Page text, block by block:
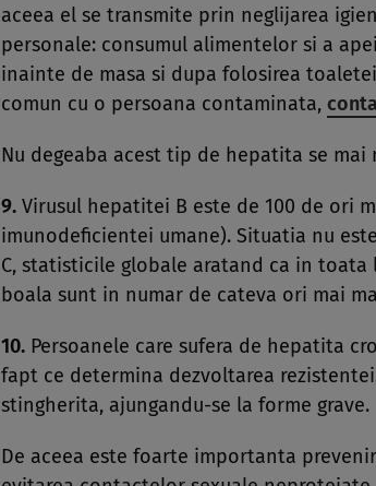
aceea el se transmite prin neglijarea
personale: consumul alimentelor si a
inainte de masa si dupa folosirea
comun cu o persoana contaminata,
Nu degeaba acest tip de hepatita se mai
9. Virusul hepatitei B este de 100 de ori
imunodeficientei umane). Situatia nu
C, statisticile globale aratand ca in
boala sunt in numar de cateva ori mai
10. Persoanele care sufera de hepa­ti­ta
fapt ce determina dezvol­ta­rea
stin­gherita, ajungandu-se la for­me grave.
De aceea este foarte importanta